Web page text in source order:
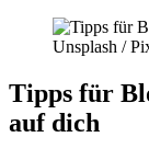
Unsplash /
Tipps für
auf dich